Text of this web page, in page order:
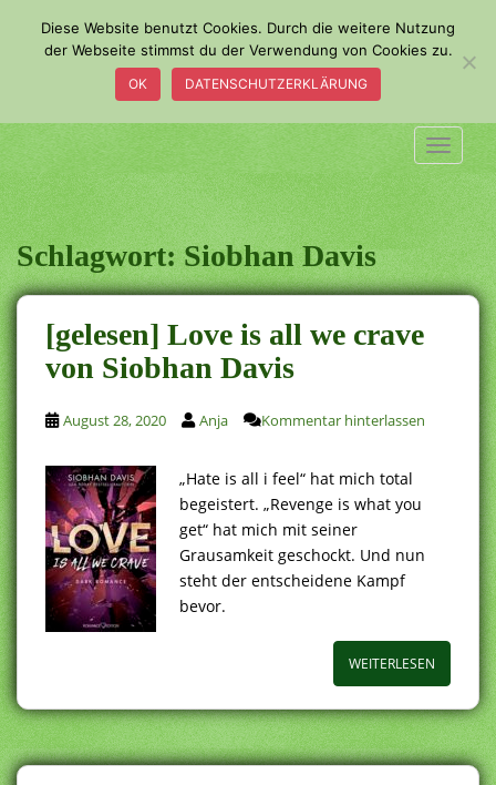
o
m
a
i
n
c
o
n
t
e
n
t
Schlagwort:Siobhan Davis
[gelesen] Love is all we crave
von Siobhan Davis
August 28, 2020 Anja Kommentar hinterlassen
„Hate is all i feel“ hat mich total
begeistert. „Revenge is what you
get“ hat mich mit seiner
Grausamkeit geschockt. Und nun
steht der entscheidene Kampf
bevor.
WEITERLESEN
Diese Website benutzt Cookies. Durch die weitere Nutzung
der Webseite stimmst du der Verwendung von Cookies zu.
OK DATENSCHUTZERKLÄRUNG